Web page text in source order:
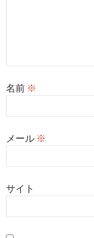
名前 ※
メール ※
サイト